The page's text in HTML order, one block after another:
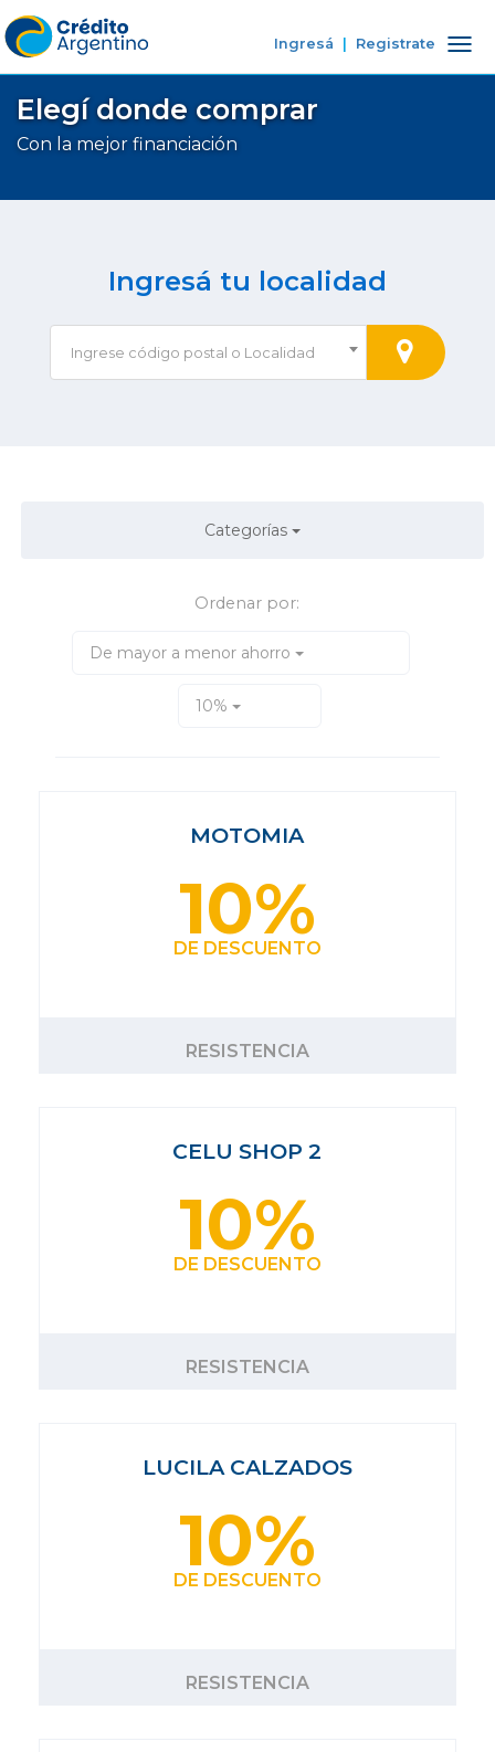
Ingresá Registrate
Elegí donde comprar
Con la mejor financiación
Ingresá tu localidad
Ingrese código postal o Localidad
Categorías
Ordenar por:
De mayor a menor ahorro
10%
MOTOMIA
10%
DE DESCUENTO
RESISTENCIA
CELU SHOP 2
10%
DE DESCUENTO
RESISTENCIA
LUCILA CALZADOS
10%
DE DESCUENTO
RESISTENCIA